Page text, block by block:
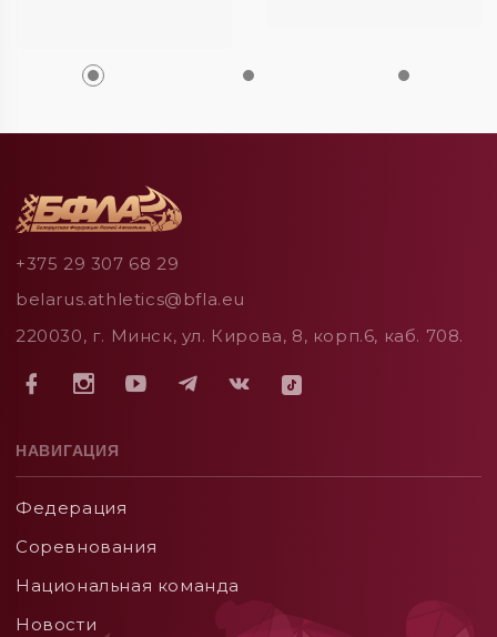
+375 29 307 68 29
belarus.athletics@bfla.eu
220030, г. Минск, ул. Кирова, 8, корп.6, каб. 708.
НАВИГАЦИЯ
Федерация
Соревнования
Национальная команда
Новости